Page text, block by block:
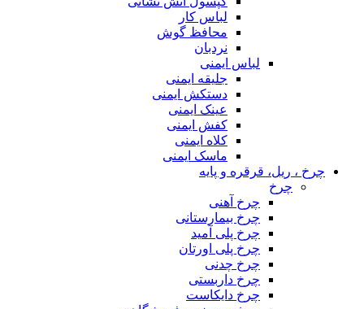
لباس کار
محافظ گوش
نردبان
لباس ایمنی
جلیقه ایمنی
دستکش ایمنی
عینک ایمنی
کفش ایمنی
کلاه ایمنی
ماسک ایمنی
چرخ ، ریل، قرقره و پایه
چرخ
چرخ آهنی
چرخ بیمارستانی
چرخ پلی آمید
چرخ پلی اورتان
چرخ چدنی
چرخ داربستی
چرخ دایکاست